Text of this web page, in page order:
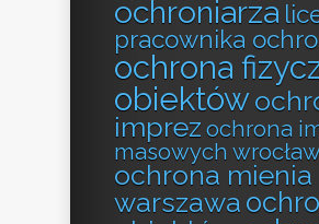
ochroniarza
pracownika
ochrona
obiektów
imprez ochrona
masowych
ochrona mienia
warszawa